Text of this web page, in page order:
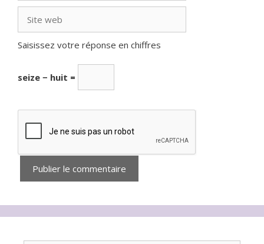
web
Saisissez votre réponse en chiffres
seize − huit =